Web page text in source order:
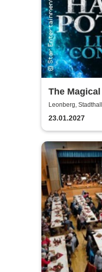
The
Potter - Live
Leonberg,
23.01.2027